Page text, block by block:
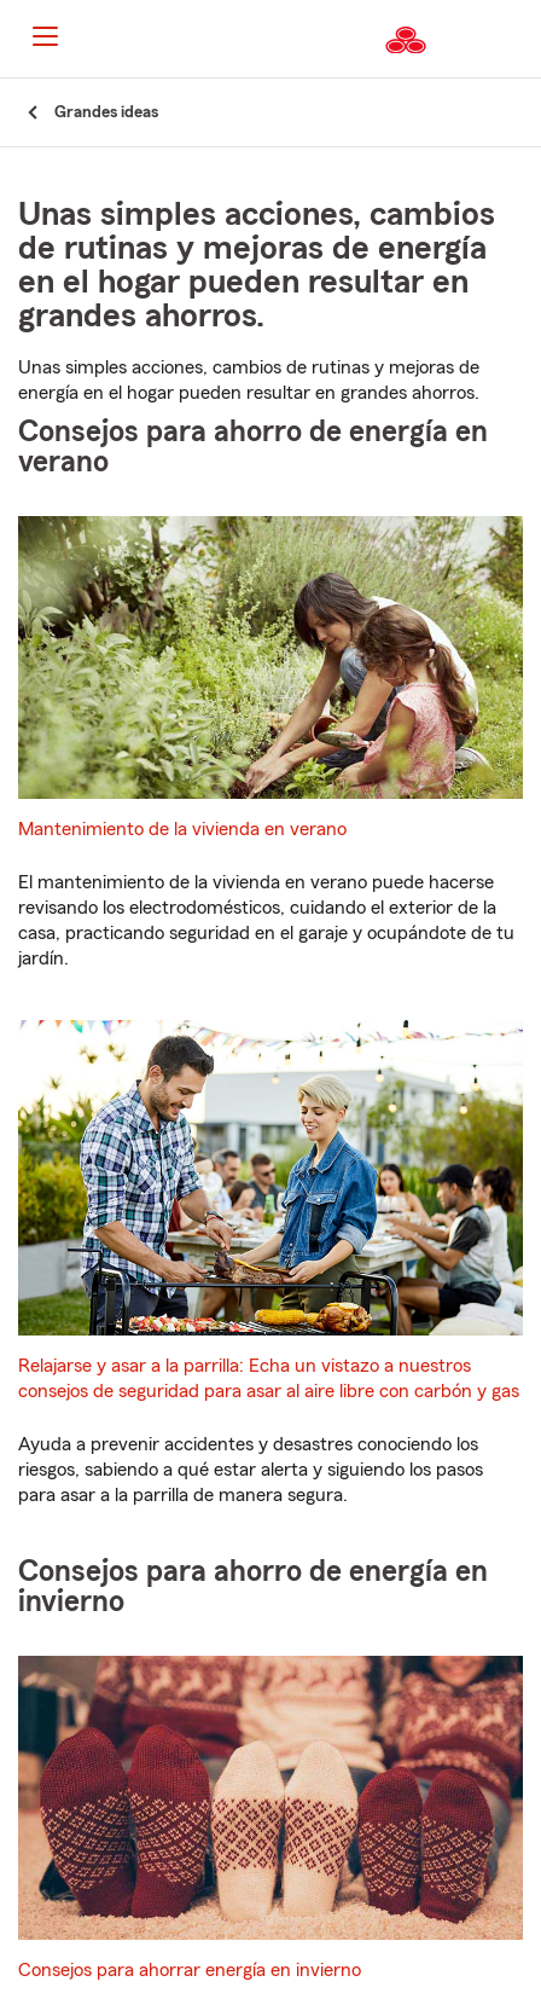
Grandes ideas
Unas simples acciones, cambios
de rutinas y mejoras de energía
en el hogar pueden resultar en
grandes ahorros.
Unas simples acciones, cambios de rutinas y mejoras de
energía en el hogar pueden resultar en grandes ahorros.
Consejos para ahorro de energía en
verano
Mantenimiento de la vivienda en verano
El mantenimiento de la vivienda en verano puede hacerse
revisando los electrodomésticos, cuidando el exterior de la
casa, practicando seguridad en el garaje y ocupándote de tu
jardín.
Relajarse y asar a la parrilla: Echa un vistazo a nuestros
consejos de seguridad para asar al aire libre con carbón y gas
Ayuda a prevenir accidentes y desastres conociendo los
riesgos, sabiendo a qué estar alerta y siguiendo los pasos
para asar a la parrilla de manera segura.
Consejos para ahorro de energía en
invierno
Consejos para ahorrar energía en invierno